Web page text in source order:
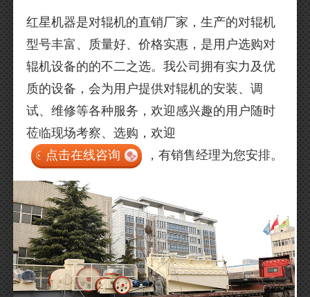
红星机器是对辊机的直销厂家，生产的对辊机
型号丰富、质量好、价格实惠，是用户选购对
辊机设备的的不二之选。我公司拥有实力及优
质的设备，会为用户提供对辊机的安装、调
试、维修等各种服务，欢迎感兴趣的用户随时
莅临现场考察、选购，欢迎
点击在线咨询
，有销售经理为您安排。